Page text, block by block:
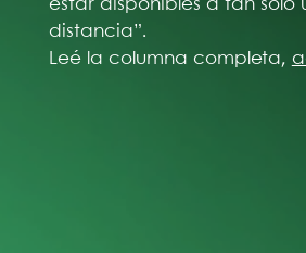
estar disponibles a tan solo
distancia”.
Leé la columna completa,